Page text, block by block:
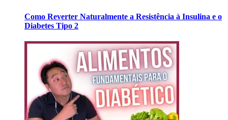
Como Reverter Naturalmente a Resistência à Insulina e o
Diabetes Tipo 2